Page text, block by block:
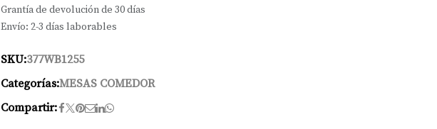
Grantía de devolución de 30 días
Envío: 2-3 días laborables
SKU:377WB1255
Categorías:MESAS COMEDOR
Compartir: